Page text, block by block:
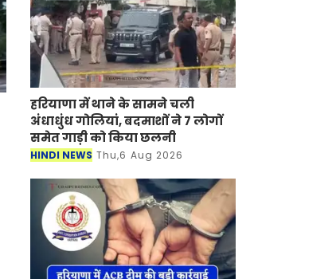
हरियाणा में थाने के सामने चली
अंधाधुंध गोलियां, बदमाशों ने 7 लोगों
समेत गाड़ी को किया छलनी
HINDI NEWS Thu,6 Aug 2026